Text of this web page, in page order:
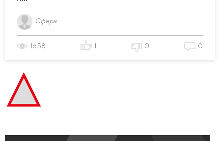
Сфера
1658 1 0 0